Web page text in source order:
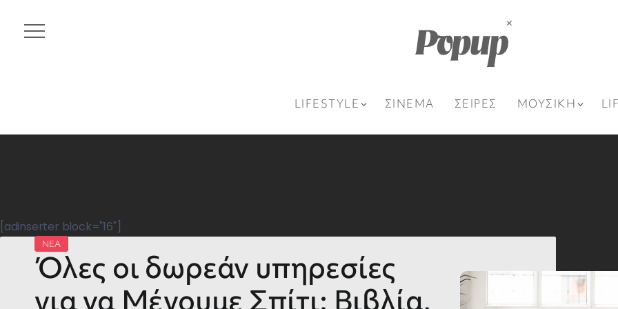
LIFESTYLE ΣΙΝΕΜΑ ΣΕΙΡΕΣ ΜΟΥΣΙΚΗ
[adinserter block="16"]
ΝΕΑ
Όλες οι δωρεάν υπηρεσίες
για να Μένουμε Σπίτι: Bιβλία,